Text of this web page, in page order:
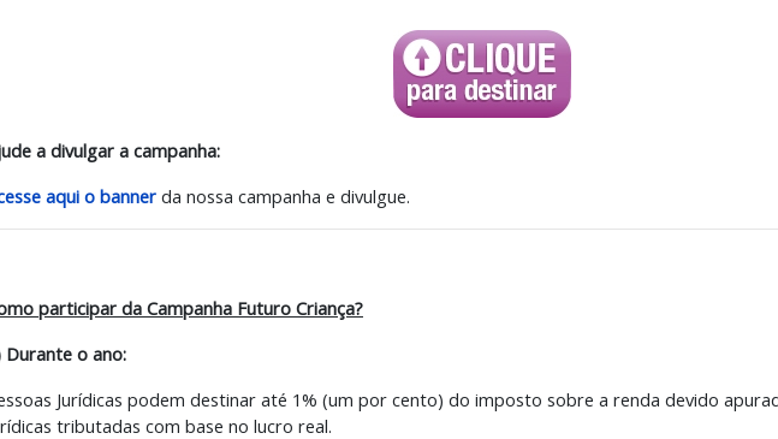
a divulgar a campanha:
aqui o banner da nossa campanha e divulgue.
participar da Campanha Futuro Criança?
Durante o ano:
Jurídicas podem destinar até 1% (um por cento) do imposto sobre a renda devido
tributadas com base no lucro real.